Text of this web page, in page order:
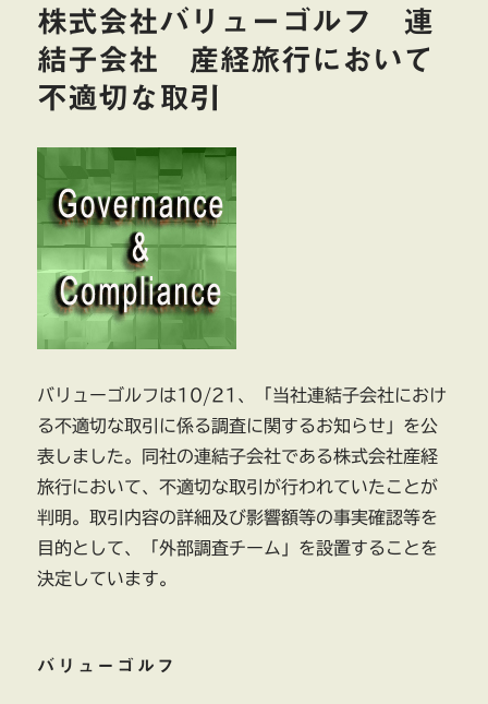
株式会社バリューゴルフ 連
結子会社 産経旅行において
不適切な取引
バリューゴルフは10/21、「当社連結子会社におけ
る不適切な取引に係る調査に関するお知らせ」を公
表しました。同社の連結子会社である株式会社産経
旅行において、不適切な取引が行われていたことが
判明。取引内容の詳細及び影響額等の事実確認等を
目的として、「外部調査チーム」を設置することを
決定しています。
バリューゴルフ